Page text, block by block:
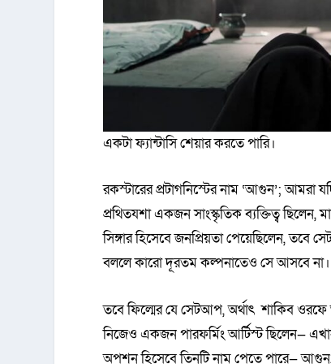
একটা ফ্যান্টাসি শেয়ার করতে পারি।
রকস্টারের প্রটাগনিস্টের নাম ‘আগুন’; আমরা
প্রথিতযশা একজন সাংস্কৃতিক ব্যক্তিত্ব ছিলেন,
সিঙ্গার হিসেবে জনপ্রিয়তা পেয়েছিলেন,
বললে কারো দূরতম কল্পনাতেও সে আসবে না।
তবে ফিল্মের যে সেটআপ, অর্থাৎ শাকিব
নিজেও একজন পারফর্মিং আর্টিস্ট ছিলেন—
অপশন হিসেবে তিনটি নাম পেতে পারে—